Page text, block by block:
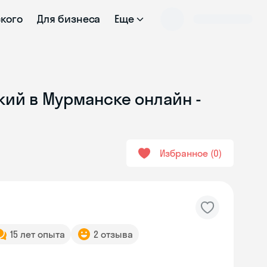
Для бизнеса Еще
в Мурманске онлайн -
Избранное 0
15 лет опыта 2 отзыва